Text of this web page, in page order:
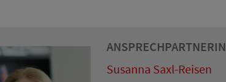
ANSPRECHPARTNERIN
Susanna Saxl-Reisen